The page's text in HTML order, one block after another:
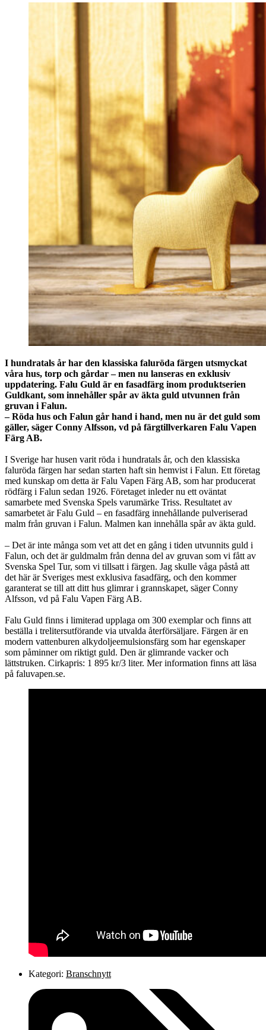
I hundratals år har den klassiska faluröda färgen utsmyckat
våra hus, torp och gårdar – men nu lanseras en exklusiv
uppdatering. Falu Guld är en fasadfärg inom produktserien
Guldkant, som innehåller spår av äkta guld utvunnen från
gruvan i Falun.
– Röda hus och Falun går hand i hand, men nu är det guld som
gäller, säger Conny Alfsson, vd på färgtillverkaren Falu Vapen
Färg AB.
I Sverige har husen varit röda i hundratals år, och den klassiska
faluröda färgen har sedan starten haft sin hemvist i Falun. Ett företag
med kunskap om detta är Falu Vapen Färg AB, som har producerat
rödfärg i Falun sedan 1926. Företaget inleder nu ett oväntat
samarbete med Svenska Spels varumärke Triss. Resultatet av
samarbetet är Falu Guld – en fasadfärg innehållande pulveriserad
malm från gruvan i Falun. Malmen kan innehålla spår av äkta guld.
– Det är inte många som vet att det en gång i tiden utvunnits guld i
Falun, och det är guldmalm från denna del av gruvan som vi fått av
Svenska Spel Tur, som vi tillsatt i färgen. Jag skulle våga påstå att
det här är Sveriges mest exklusiva fasadfärg, och den kommer
garanterat se till att ditt hus glimrar i grannskapet, säger Conny
Alfsson, vd på Falu Vapen Färg AB.
Falu Guld finns i limiterad upplaga om 300 exemplar och finns att
beställa i trelitersutförande via utvalda återförsäljare. Färgen är en
modern vattenburen alkydoljeemulsionsfärg som har egenskaper
som påminner om riktigt guld. Den är glimrande vacker och
lättstruken. Cirkapris: 1 895 kr/3 liter. Mer information finns att läsa
på faluvapen.se.
Kategori: Branschnytt